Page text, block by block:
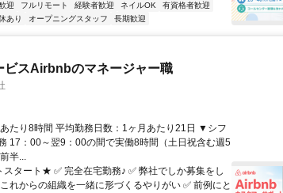
迎 フルリモート 経験者歓迎 ネイルOK
有資格者歓迎
あり オープニングスタッフ 長期歓迎
スAirbnbのマネージャー職
たり8時間 平均勤務日数：1ヶ月あたり21日 ▼シフ
17：00～翌9：00の間で実働8時間（土日祝含む週5
半...
タート★ ✅ 完全在宅勤務♪ ✅ 弊社でしか募集をし
れからの組織を一緒に形づくるやりがい ✅ 前例にと